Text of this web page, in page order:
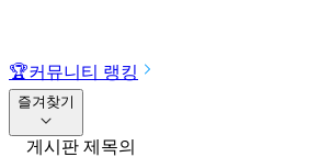
🏆커뮤니티 랭킹
즐겨찾기
게시판 제목의